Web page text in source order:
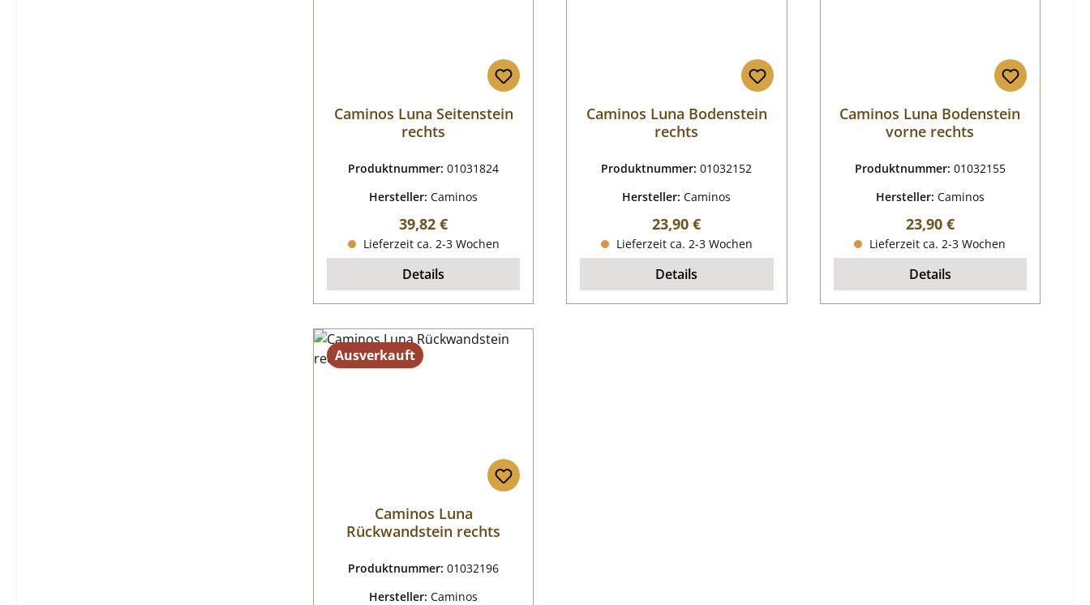
Caminos Luna Seitenstein
rechts
Produktnummer:01031824
Hersteller:Caminos
Regulärer Preis:
39,82 €
Lieferzeit ca. 2-3 Wochen
Details
Caminos Luna Bodenstein
rechts
Produktnummer:01032152
Hersteller:Caminos
Regulärer Preis:
23,90 €
Lieferzeit ca. 2-3 Wochen
Details
Caminos Luna Bodenstein
vorne rechts
Produktnummer: 01032155
Hersteller: Caminos
Regulärer Preis:
23,90 €
Lieferzeit ca. 2-3 Wochen
Details
Ausverkauft
Caminos Luna
Rückwandstein rechts
Produktnummer:01032196
Hersteller:Caminos